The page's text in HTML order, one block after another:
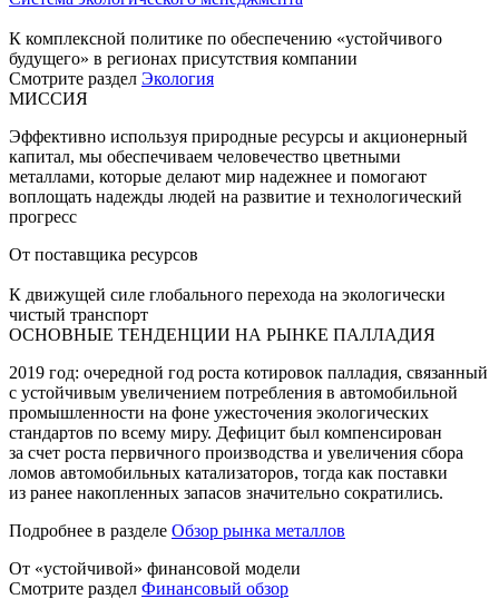
К комплексной политике по обеспечению «устойчивого
будущего» в регионах присутствия компании
Смотрите раздел Экология
МИССИЯ
Эффективно используя природные ресурсы и акционерный
капитал, мы обеспечиваем человечество цветными
металлами, которые делают мир надежнее и помогают
воплощать надежды людей на развитие и технологический
прогресс
От поставщика ресурсов
К движущей силе глобального перехода на экологически
чистый транспорт
ОСНОВНЫЕ ТЕНДЕНЦИИ НА РЫНКЕ ПАЛЛАДИЯ
2019 год: очередной год роста котировок палладия, связанный
с устойчивым увеличением потребления в автомобильной
промышленности на фоне ужесточения экологических
стандартов по всему миру. Дефицит был компенсирован
за счет роста первичного производства и увеличения сбора
ломов автомобильных катализаторов, тогда как поставки
из ранее накопленных запасов значительно сократились.
Подробнее в разделе Обзор рынка металлов
От «устойчивой» финансовой модели
Смотрите раздел Финансовый обзор